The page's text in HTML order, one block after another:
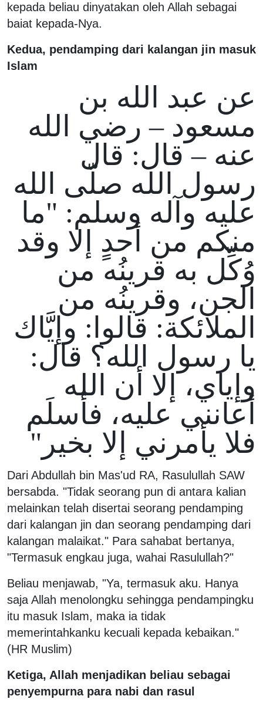
kepada beliau dinyatakan oleh Allah sebagai
baiat kepada-Nya.
Kedua, pendamping dari kalangan jin masuk
Islam
عن عبد الله بن
مسعود – رضي الله
عنه – قال: قال
رسول الله صلّى الله
عليه وآله وسلم: "ما
منكم من أحدٍ إلا وقد
وُكِّل به قرينُه من
الجن، وقرينُه من
الملائكة: قالوا: وإيَّاك
يا رسول الله؟ قال:
وإياي، إلا أن الله
أعانني عليه، فأسلَم
فلا يأمرني إلا بخير"
Dari Abdullah bin Mas'ud RA, Rasulullah SAW
bersabda. "Tidak seorang pun di antara kalian
melainkan telah disertai seorang pendamping
dari kalangan jin dan seorang pendamping dari
kalangan malaikat." Para sahabat bertanya,
"Termasuk engkau juga, wahai Rasulullah?"
Beliau menjawab, "Ya, termasuk aku. Hanya
saja Allah menolongku sehingga pendampingku
itu masuk Islam, maka ia tidak
memerintahkanku kecuali kepada kebaikan."
(HR Muslim)
Ketiga, Allah menjadikan beliau sebagai
penyempurna para nabi dan rasul